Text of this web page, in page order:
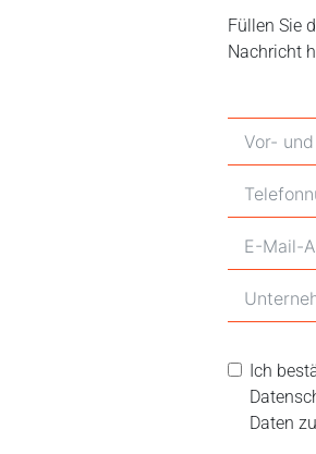
Füllen Sie
Nachricht
Ich
Daten